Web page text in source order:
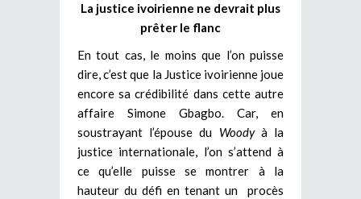
La justice ivoirienne ne devrait plus
prêter le flanc
En tout cas, le moins que l’on puisse
dire, c’est que la Justice ivoirienne joue
encore sa crédibilité dans cette autre
affaire Simone Gbagbo. Car, en
soustrayant l’épouse du Woodyà la
justice internationale, l’on s’attend à
ce qu’elle puisse se montrer à la
hauteur du défi en tenant un procès